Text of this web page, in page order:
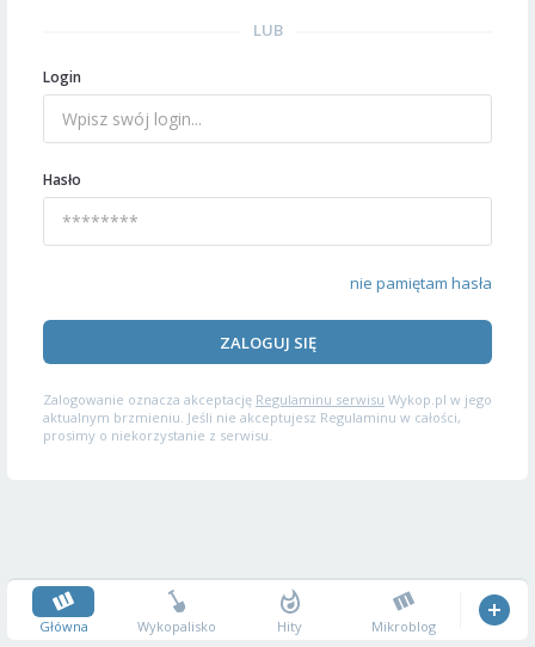
LUB
Login
Hasło
nie pamiętam hasła
ZALOGUJ SIĘ
Zalogowanie oznacza akceptację Regulaminu serwisu Wykop.pl w jego
aktualnym brzmieniu. Jeśli nie akceptujesz Regulaminu w całości,
prosimy o niekorzystanie z serwisu.
Główna Wykopalisko Hity Mikroblog